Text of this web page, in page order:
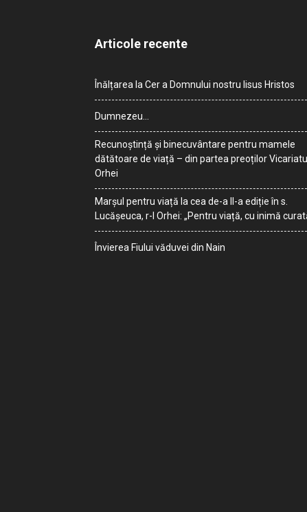
Articole recente
Înălțarea la Cer a Domnului nostru Iisus Hristos
Dumnezeu…
Recunoștință și binecuvântare pentru mamele
dătătoare de viață – din partea preoților
Orhei
Marșul pentru viață la cea de-a II-a ediție în s.
Lucășeuca, r-l Orhei: „Pentru viață, cu inimă
Învierea Fiului văduvei din Nain